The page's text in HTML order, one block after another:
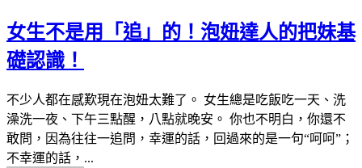
女生不是用「追」的！泡妞達人的把妹基
礎認識！
不少人都在感歎現在泡妞太難了。 女生總是吃飯吃一天、洗
澡洗一夜、下午三點醒，八點就晚安。 你也不明白，你還不
敢問，因為往往一追問，幸運的話，回過來的是一句“呵呵”；
不幸運的話，...